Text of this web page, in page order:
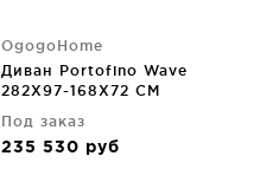
OgogoHome
Диван Portofino Wave
282X97-168X72 CM
Под заказ
235 530 руб